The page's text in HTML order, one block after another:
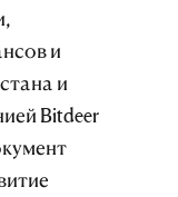
и
и
Bitdeer